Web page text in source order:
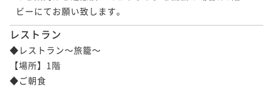
ビーにてお願い致します。
レストラン
◆レストラン～旅籠～
【場所】1階
◆ご朝食